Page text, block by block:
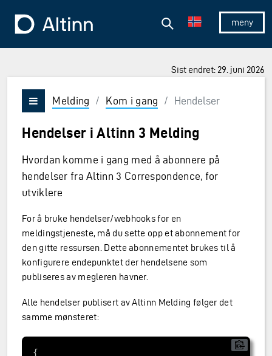
Vis/skjul
Søk
Sist endret: 29. juni 2026
Vis/skjul meny
Melding / Kom i gang / Hendelser
Hendelser i Altinn 3 Melding
Hvordan komme i gang med å abonnere på
hendelser fra Altinn 3 Correspondence, for
utviklere
For å bruke hendelser/webhooks for en
meldingstjeneste, må du sette opp et abonnement for
den gitte ressursen. Dette abonnementet brukes til å
konfigurere endepunktet der hendelsene som
publiseres av megleren havner.
Alle hendelser publisert av Altinn Melding følger det
samme mønsteret: